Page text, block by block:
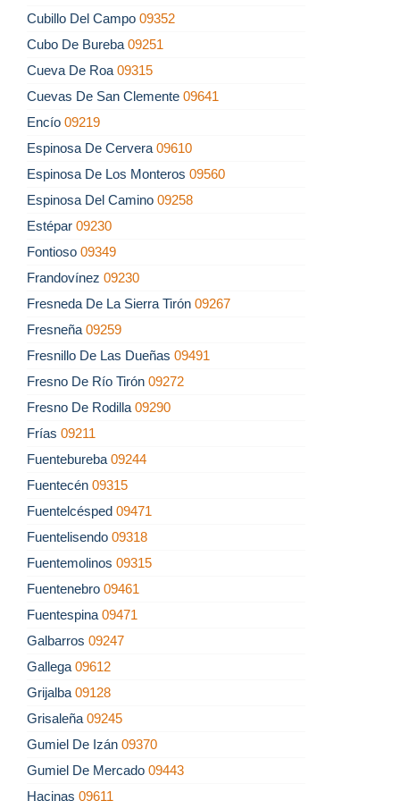
Cubillo Del Campo 09352
Cubo De Bureba 09251
Cueva De Roa 09315
Cuevas De San Clemente 09641
Encío 09219
Espinosa De Cervera 09610
Espinosa De Los Monteros 09560
Espinosa Del Camino 09258
Estépar 09230
Fontioso 09349
Frandovínez 09230
Fresneda De La Sierra Tirón 09267
Fresneña 09259
Fresnillo De Las Dueñas 09491
Fresno De Río Tirón 09272
Fresno De Rodilla 09290
Frías 09211
Fuentebureba 09244
Fuentecén 09315
Fuentelcésped 09471
Fuentelisendo 09318
Fuentemolinos 09315
Fuentenebro 09461
Fuentespina 09471
Galbarros 09247
Gallega 09612
Grijalba 09128
Grisaleña 09245
Gumiel De Izán 09370
Gumiel De Mercado 09443
Hacinas 09611